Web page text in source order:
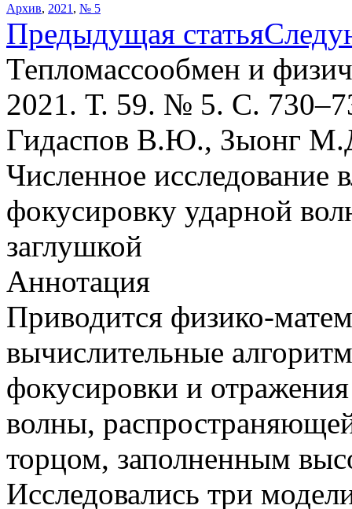
Архив, 2021 , № 5
Предыдущая статья
Тепломассообмен и
2021. Т. 59. № 5. С.
Гидаспов В.Ю., Зыонг
Численное исследование
фокусировку ударной
заглушкой
Аннотация
Приводится физико-
вычислительные
фокусировки и
волны,
торцом, заполненным
Исследовались три